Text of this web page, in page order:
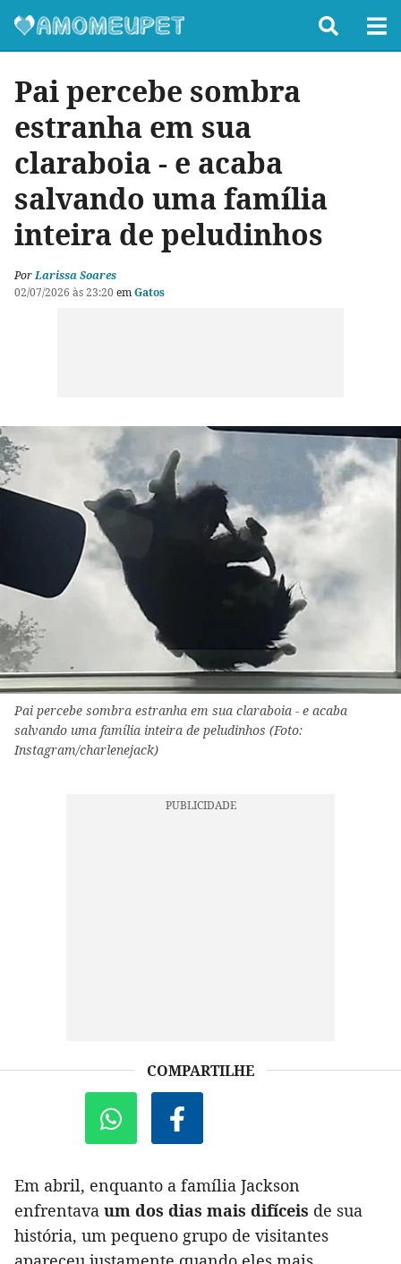
Pai percebe sombra
estranha em sua
claraboia - e acaba
salvando uma família
inteira de peludinhos
PorLarissa Soares
02/07/2026 às 23:20 emGatos
Pai percebe sombra estranha em sua claraboia - e acaba
salvando uma família inteira de peludinhos (Foto:
Instagram/charlenejack)
COMPARTILHE
Em abril, enquanto a família Jackson
enfrentava um dos dias mais difíceis de sua
história, um pequeno grupo de visitantes